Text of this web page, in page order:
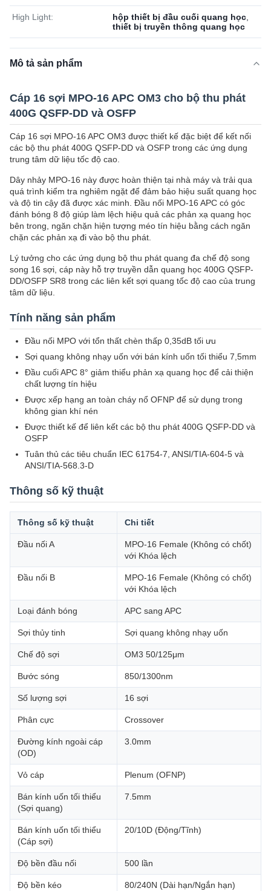
High Light: hộp thiết bị đầu cuối quang học
thiết bị truyền thông quang học
Mô tả sản phẩm
Cáp 16 sợi MPO-16 APC OM3 cho bộ thu phát
400G QSFP-DD và OSFP
Cáp 16 sợi MPO-16 APC OM3 được thiết kế đặc biệt để kết nối
các bộ thu phát 400G QSFP-DD và OSFP trong các ứng dụng
trung tâm dữ liệu tốc độ cao.
Dây nhảy MPO-16 này được hoàn thiện tại nhà máy và trải qua
quá trình kiểm tra nghiêm ngặt để đảm bảo hiệu suất quang học
và độ tin cậy đã được xác minh. Đầu nối MPO-16 APC có góc
đánh bóng 8 độ giúp làm lệch hiệu quả các phản xạ quang học
bên trong, ngăn chặn hiện tượng méo tín hiệu bằng cách ngăn
chặn các phản xạ đi vào bộ thu phát.
Lý tưởng cho các ứng dụng bộ thu phát quang đa chế độ song
song 16 sợi, cáp này hỗ trợ truyền dẫn quang học 400G QSFP-
DD/OSFP SR8 trong các liên kết sợi quang tốc độ cao của trung
tâm dữ liệu.
Tính năng sản phẩm
Đầu nối MPO với tổn thất chèn thấp 0,35dB tối ưu
Sợi quang không nhạy uốn với bán kính uốn tối thiểu 7,5mm
Đầu cuối APC 8° giảm thiểu phản xạ quang học để cải thiện
chất lượng tín hiệu
Được xếp hạng an toàn cháy nổ OFNP để sử dụng trong
không gian khí nén
Được thiết kế để liên kết các bộ thu phát 400G QSFP-DD và
OSFP
Tuân thủ các tiêu chuẩn IEC 61754-7, ANSI/TIA-604-5 và
ANSI/TIA-568.3-D
Thông số kỹ thuật
Thông số kỹ thuật Chi tiết
Đầu nối A
MPO-16 Female (Không có chốt)
với Khóa lệch
Đầu nối B
MPO-16 Female (Không có chốt)
với Khóa lệch
Loại đánh bóng APC sang APC
Sợi thủy tinh Sợi quang không nhạy uốn
Chế độ sợi OM3 50/125μm
Bước sóng 850/1300nm
Số lượng sợi 16 sợi
Phân cực Crossover
Đường kính ngoài cáp
(OD)
3.0mm
Vỏ cáp Plenum (OFNP)
Bán kính uốn tối thiểu
(Sợi quang)
7.5mm
Bán kính uốn tối thiểu
(Cáp sợi)
20/10D (Động/Tĩnh)
Độ bền đầu nối 500 lần
Độ bền kéo 80/240N (Dài hạn/Ngắn hạn)